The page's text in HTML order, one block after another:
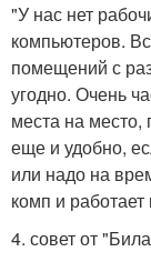
"У нас нет
компьютеров.
помещений с
угодно. Очень
места на
еще и удобно,
или надо на
комп и работает
4. совет от